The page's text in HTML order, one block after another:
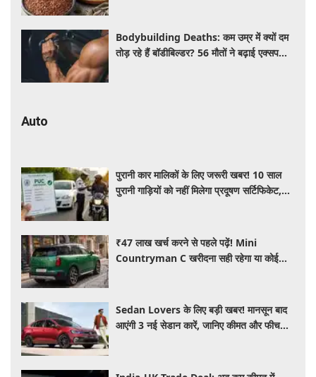
Bodybuilding Deaths: कम उम्र में क्यों दम
तोड़ रहे हैं बॉडीबिल्डर? 56 मौतों ने बढ़ाई एक्सपर्ट्स
Auto
पुरानी कार मालिकों के लिए जरूरी खबर! 10 साल
पुरानी गाड़ियों को नहीं मिलेगा प्रदूषण सर्टिफिकेट,
₹47 लाख खर्च करने से पहले पढ़ें! Mini
Countryman C खरीदना सही रहेगा या कोई
Sedan Lovers के लिए बड़ी खबर! मानसून बाद
आएंगी 3 नई सेडान कारें, जानिए कीमत और फीचर्स